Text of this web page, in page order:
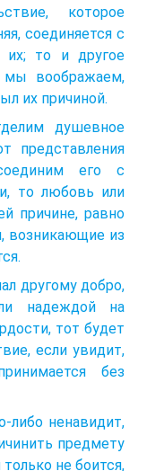
которое
соединяется с
их; то и другое
мы воображаем,
их причиной.
душевное
представления
его с
то любовь или
причине, равно
возникающие из
другому добро,
надеждой на
тот будет
если увидит,
без
либо ненавидит,
предмету
не боится,